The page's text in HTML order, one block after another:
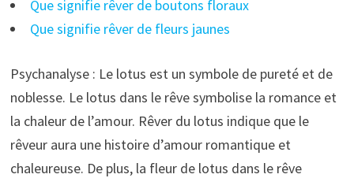
Que signifie rêver de boutons floraux
Que signifie rêver de fleurs jaunes
Psychanalyse : Le lotus est un symbole de pureté et de
noblesse. Le lotus dans le rêve symbolise la romance et
la chaleur de l’amour. Rêver du lotus indique que le
rêveur aura une histoire d’amour romantique et
chaleureuse. De plus, la fleur de lotus dans le rêve